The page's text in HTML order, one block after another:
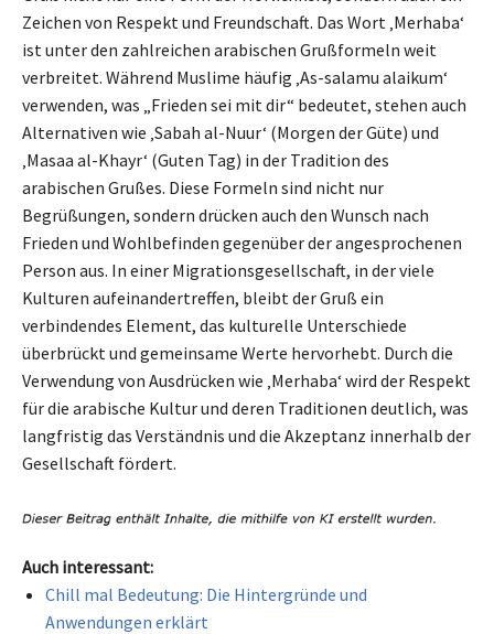
Zeichen von Respekt und Freundschaft. Das Wort ‚Merhaba‘
ist unter den zahlreichen arabischen Grußformeln weit
verbreitet. Während Muslime häufig ‚As-salamu alaikum‘
verwenden, was „Frieden sei mit dir“ bedeutet, stehen auch
Alternativen wie ‚Sabah al-Nuur‘ (Morgen der Güte) und
‚Masaa al-Khayr‘ (Guten Tag) in der Tradition des
arabischen Grußes. Diese Formeln sind nicht nur
Begrüßungen, sondern drücken auch den Wunsch nach
Frieden und Wohlbefinden gegenüber der angesprochenen
Person aus. In einer Migrationsgesellschaft, in der viele
Kulturen aufeinandertreffen, bleibt der Gruß ein
verbindendes Element, das kulturelle Unterschiede
überbrückt und gemeinsame Werte hervorhebt. Durch die
Verwendung von Ausdrücken wie ‚Merhaba‘ wird der Respekt
für die arabische Kultur und deren Traditionen deutlich, was
langfristig das Verständnis und die Akzeptanz innerhalb der
Gesellschaft fördert.
Auch interessant:
Chill mal Bedeutung: Die Hintergründe und
Anwendungen erklärt